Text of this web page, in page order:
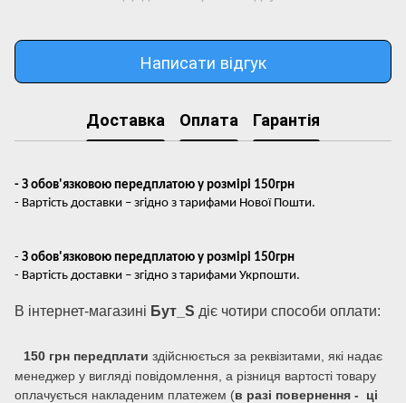
Написати відгук
Доставка Оплата Гарантія
- З обов'язковою передплатою у розмірі 150грн
- Вартість доставки – згідно з тарифами Нової Пошти.
- З обов'язковою передплатою у розмірі 150грн
- Вартість доставки – згідно з тарифами Укрпошти.
В інтернет-магазині Бут_S діє чотири способи оплати:
150 грн передплати здійснюється за реквізитами, які надає
менеджер у вигляді повідомлення, а різниця вартості товару
оплачується накладеним платежем (в разі повернення - ці